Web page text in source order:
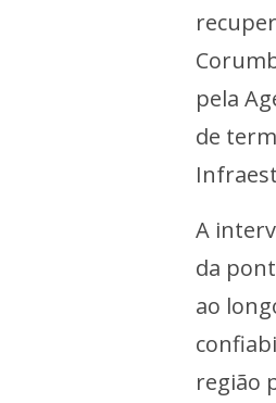
pela
de
A
da
ao
região